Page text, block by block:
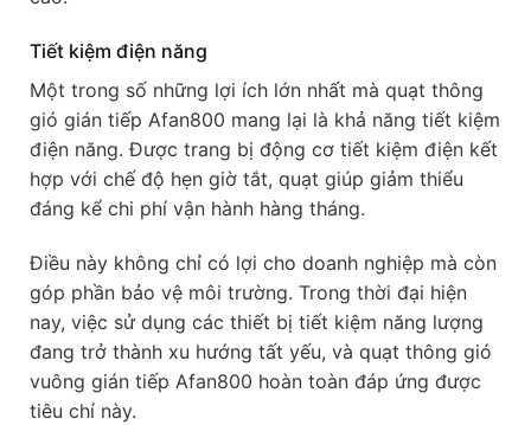
Tiết kiệm điện năng
Một trong số những lợi ích lớn nhất mà quạt thông
gió gián tiếp Afan800 mang lại là khả năng tiết kiệm
điện năng. Được trang bị động cơ tiết kiệm điện kết
hợp với chế độ hẹn giờ tắt, quạt giúp giảm thiểu
đáng kể chi phí vận hành hàng tháng.
Điều này không chỉ có lợi cho doanh nghiệp mà còn
góp phần bảo vệ môi trường. Trong thời đại hiện
nay, việc sử dụng các thiết bị tiết kiệm năng lượng
đang trở thành xu hướng tất yếu, và quạt thông gió
vuông gián tiếp Afan800 hoàn toàn đáp ứng được
tiêu chí này.